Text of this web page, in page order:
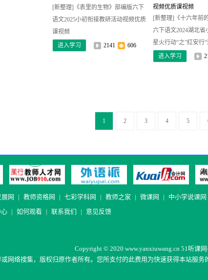
[新整理]《表里的生物》部编版六下
语文2025小初衔接教研活动视频优质
课视频
进入学习
2141 606
[新整理]《十六年前
六下语文2024湖北省
星火行动“之”红安行
频优质课视频
进入学习
1 2 3 4 5
网 | 教师资格网 | 七彩学科网 | 教师之家 | 微课网 | 中小学说课网
| 如何观看 | 联系我们 | 意见反馈
Copyright © 2020 www.yanxiuwang.cn 51听课
网络搜集，版权归原作者所有。 您所支付的此费用为快速获得本站服务